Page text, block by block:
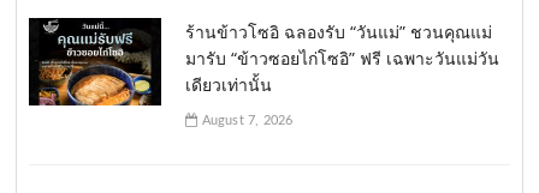
ร้านข้าวโซอิ ฉลองรับ “วันแม่” ชวนคุณแม่
มารับ “ข้าวซอยไก่โซอิ” ฟรี เฉพาะวันแม่วัน
เดียวเท่านั้น
August 7, 2026